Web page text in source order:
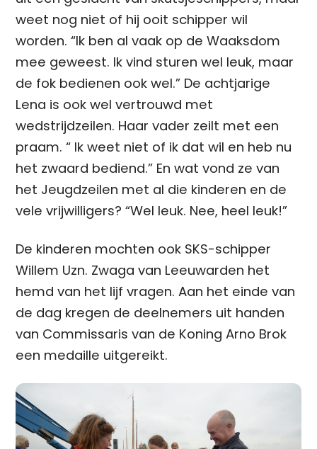
weet nog niet of hij ooit schipper wil
worden. “Ik ben al vaak op de Waaksdom
mee geweest. Ik vind sturen wel leuk, maar
de fok bedienen ook wel.” De achtjarige
Lena is ook wel vertrouwd met
wedstrijdzeilen. Haar vader zeilt met een
praam. “ Ik weet niet of ik dat wil en heb nu
het zwaard bediend.” En wat vond ze van
het Jeugdzeilen met al die kinderen en de
vele vrijwilligers? “Wel leuk. Nee, heel leuk!”
De kinderen mochten ook SKS-schipper
Willem Uzn. Zwaga van Leeuwarden het
hemd van het lijf vragen. Aan het einde van
de dag kregen de deelnemers uit handen
van Commissaris van de Koning Arno Brok
een medaille uitgereikt.